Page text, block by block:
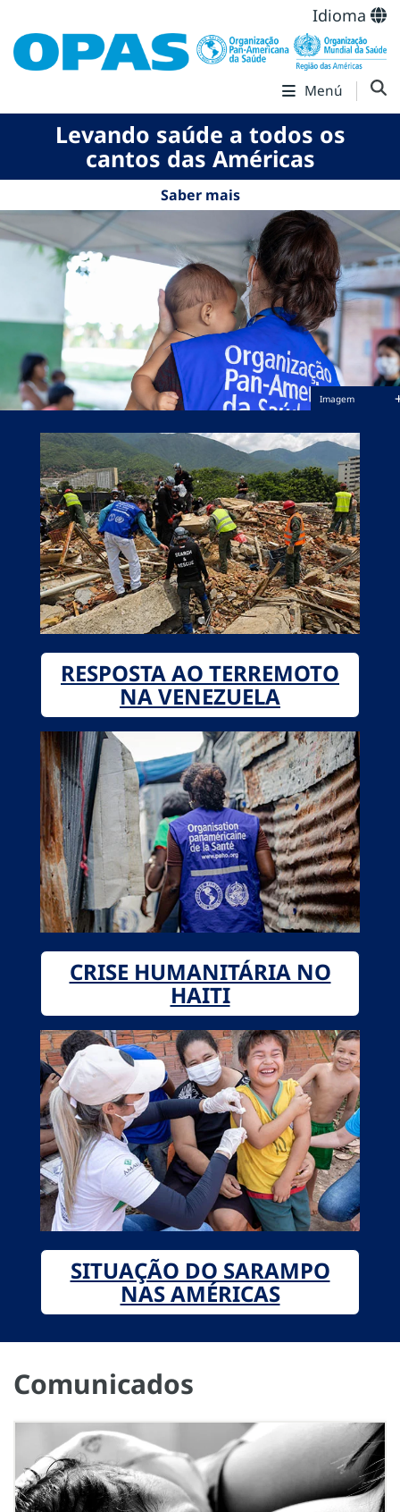
Idioma
Menú
Levando saúde a todos os
cantos das Américas
Saber mais
Imagem
RESPOSTA AO TERREMOTO
NA VENEZUELA
CRISE HUMANITÁRIA NO
HAITI
SITUAÇÃO DO SARAMPO
NAS AMÉRICAS
Comunicados